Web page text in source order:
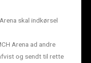
skal indkørsel
Arena ad andre
og sendt til rette